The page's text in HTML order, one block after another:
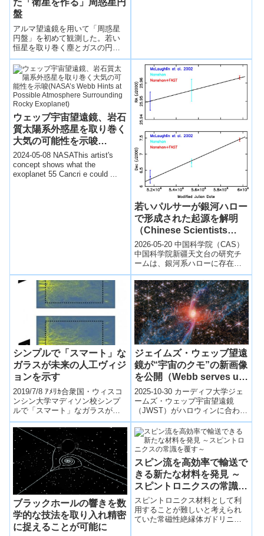
た「衛星を作る」周惑星円
盤
アルマ望遠鏡を用いて「周惑星
円盤」を初めて観測した。若い
恒星を取り巻く塵とガスの円盤
の中で作られた新しい惑星の周
りの小さな円盤構造のこと、理
論的な計算によって予言されて
きた。木星のまわりのような衛
星系を生み出すもとと考えられ
ている。
ウェッブ宇宙望遠鏡、岩石
質太陽系外惑星を取り巻く
大気の可能性を示唆
(NASA’s Webb Hints at
Possible Atmosphere
Surrounding Rocky
2024-05-08 NASAThis artist's
concept shows what the
exoplanet 55 Cancri e could ...
若いパルサーが銀河ハロー
で形成された起源を解明
（Chinese Scientists
Unveil Young Pulsar’s
Origin in Galactic Halo）
2026-05-20 中国科学院（CAS）
中国科学院新疆天文台の研究チ
ームは、銀河系ハローに存在す
る若いパルサー「PSR
J1740+1000」の起源を解明し
た...
シンプルで「スマート」な
ガラスが未来の人工ヴィジ
ョンを示す
2019/7/8 ｱﾒﾘｶ合衆国・ウィスコ
ンシン大学マディソン校シンプ
ルで「スマート」なガラスが未
来の人工ヴィジョンを示す
(Simple ‘smart’ gl...
ジェイムズ・ウェッブ望遠
鏡が“宇宙のクモ”の新画像
を公開（Webb serves up
Halloween treat with new
images of cosmic creepy
crawly）
2025-10-30 カーディフ大学ジェ
ームズ・ウェッブ宇宙望遠鏡
（JWST）がハロウィンに合わ
せ、「赤いクモ星雲（NGC
6537）」のこれまでにない高精
細画...
ブラックホールの響きを数
学的な技法を取り入れ精密
に捉えることが可能に
スピン流を高効率で輸送で
きる新たな材料を発見 ～
スピントロニクスの常識を
覆す～
スピントロニクス材料として利
用することが難しいと考えられ
ていた常磁性絶縁体ガドリニウ